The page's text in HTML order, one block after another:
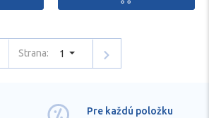
Strana: 1
Pre každú položku